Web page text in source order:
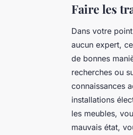
Faire les
Dans votre
aucun expert,
de bonnes
recherches ou
connaissances
installations
les meubles,
mauvais état,